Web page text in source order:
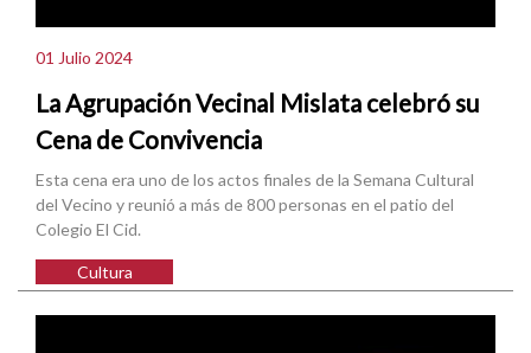
01 Julio 2024
La Agrupación Vecinal Mislata celebró su
Cena de Convivencia
Esta cena era uno de los actos finales de la Semana Cultural
del Vecino y reunió a más de 800 personas en el patio del
Colegio El Cid.
Cultura